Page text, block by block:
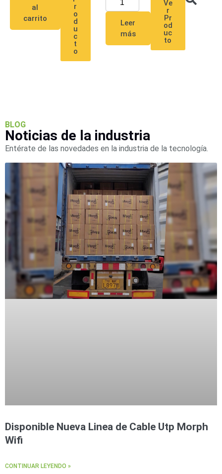
al
carrito
r
o
d
u
c
t
o
Leer
más
Ve
r
Pr
od
uc
to
BLOG
Noticias de la industria
Entérate de las novedades en la industria de la tecnología.
Disponible Nueva Linea de Cable Utp Morph
Wifi
CONTINUAR LEYENDO »